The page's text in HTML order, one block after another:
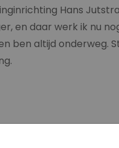
Hans
en daar werk ik nu
ben altijd
zeker of dat vanaf mijn 6